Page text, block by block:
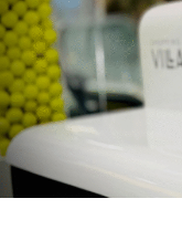
longo prazo com o
gerente da
A promoção
marca em todo o
comprovantes